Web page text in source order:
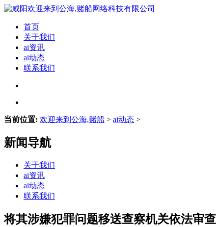
首页
关于我们
ai资讯
ai动态
联系我们
当前位置: 欢迎来到公海,赌船 > ai动态 >
新闻导航
关于我们
ai资讯
ai动态
联系我们
将其涉嫌犯罪问题移送查察机关依法审查